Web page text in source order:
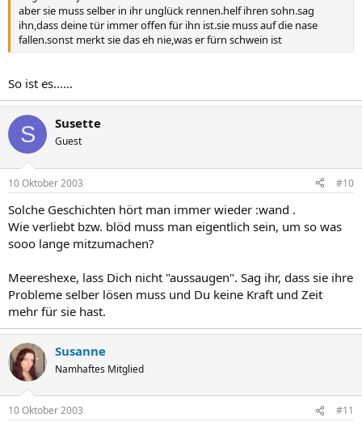
aber sie muss selber in ihr unglück rennen.helf ihren sohn.sag
ihn,dass deine tür immer offen für ihn ist.sie muss auf die nase
fallen.sonst merkt sie das eh nie,was er fürn schwein ist
So ist es......
S Susette
Guest
10 Oktober 2003 #10
Solche Geschichten hört man immer wieder :wand .
Wie verliebt bzw. blöd muss man eigentlich sein, um so was
sooo lange mitzumachen?
Meereshexe, lass Dich nicht "aussaugen". Sag ihr, dass sie ihre
Probleme selber lösen muss und Du keine Kraft und Zeit
mehr für sie hast.
Susanne
Namhaftes Mitglied
10 Oktober 2003 #11